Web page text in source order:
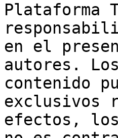
Plataforma
en el
autores.
contenido
exclusivos
efectos,